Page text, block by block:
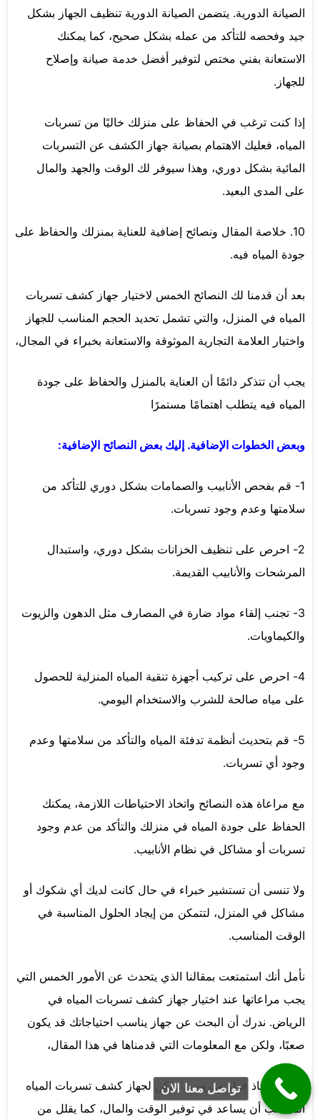
الصيانة الدورية. يتضمن الصيانة الدورية تنظيف الجهاز بشكل
جيد وفحصه للتأكد من عمله بشكل صحيح، كما يمكنك
الاستعانة بفني مختص لتوفير أفضل خدمة صيانة وإصلاح
للجهاز.
إذا كنت ترغب في الحفاظ على منزلك خاليًا من تسربات
المياه، فعليك الاهتمام بصيانة جهاز الكشف عن التسربات
المائية بشكل دوري، وهذا سيوفر لك الوقت والجهد والمال
على المدى البعيد.
10. خلاصة المقال ونصائح إضافية للعناية بمنزلك والحفاظ على
جودة المياه فيه.
بعد أن قدمنا لك النصائح الخمس لاختيار جهاز كشف تسربات
المياه في المنزل، والتي تشمل تحديد الحجم المناسب للجهاز
واختيار العلامة التجارية الموثوقة والاستعانة بخبراء في المجال،
يجب أن تتذكر دائمًا أن العناية بالمنزل والحفاظ على جودة
المياه فيه يتطلب اهتمامًا مستمرًا
وبعض الخطوات الإضافية. إليك بعض النصائح الإضافية:
1- قم بفحص الأنابيب والصمامات بشكل دوري للتأكد من
سلامتها وعدم وجود تسربات.
2- احرص على تنظيف الخزانات بشكل دوري، واستبدال
المرشحات والأنابيب القديمة.
3- تجنب إلقاء مواد ضارة في المصارف مثل الدهون والزيوت
والكيماويات.
4- احرص على تركيب أجهزة تنقية المياه المنزلية للحصول
على مياه صالحة للشرب والاستخدام اليومي.
5- قم بتحديث أنظمة تدفئة المياه والتأكد من سلامتها وعدم
وجود أي تسربات.
مع مراعاة هذه النصائح واتخاذ الاحتياطات اللازمة، يمكنك
الحفاظ على جودة المياه في منزلك والتأكد من عدم وجود
تسربات أو مشاكل في نظام الأنابيب.
ولا تنسى أن تستشير خبراء في حال كانت لديك أي شكوك أو
مشاكل في المنزل، لتتمكن من إيجاد الحلول المناسبة في
الوقت المناسب.
نأمل أنك استمتعت بمقالنا الذي يتحدث عن الأمور الخمس التي
يجب مراعاتها عند اختيار جهاز كشف تسربات المياه في
الرياض. ندرك أن البحث عن جهاز يناسب احتياجاتك قد يكون
صعبًا، ولكن مع المعلومات التي قدمناها في هذا المقال،
يمكنك اتخاذ قرار مدروس. يمكن لجهاز كشف تسربات المياه
المناسب أن يساعد في توفير الوقت والمال، كما يقلل من
تواصل معنا الان